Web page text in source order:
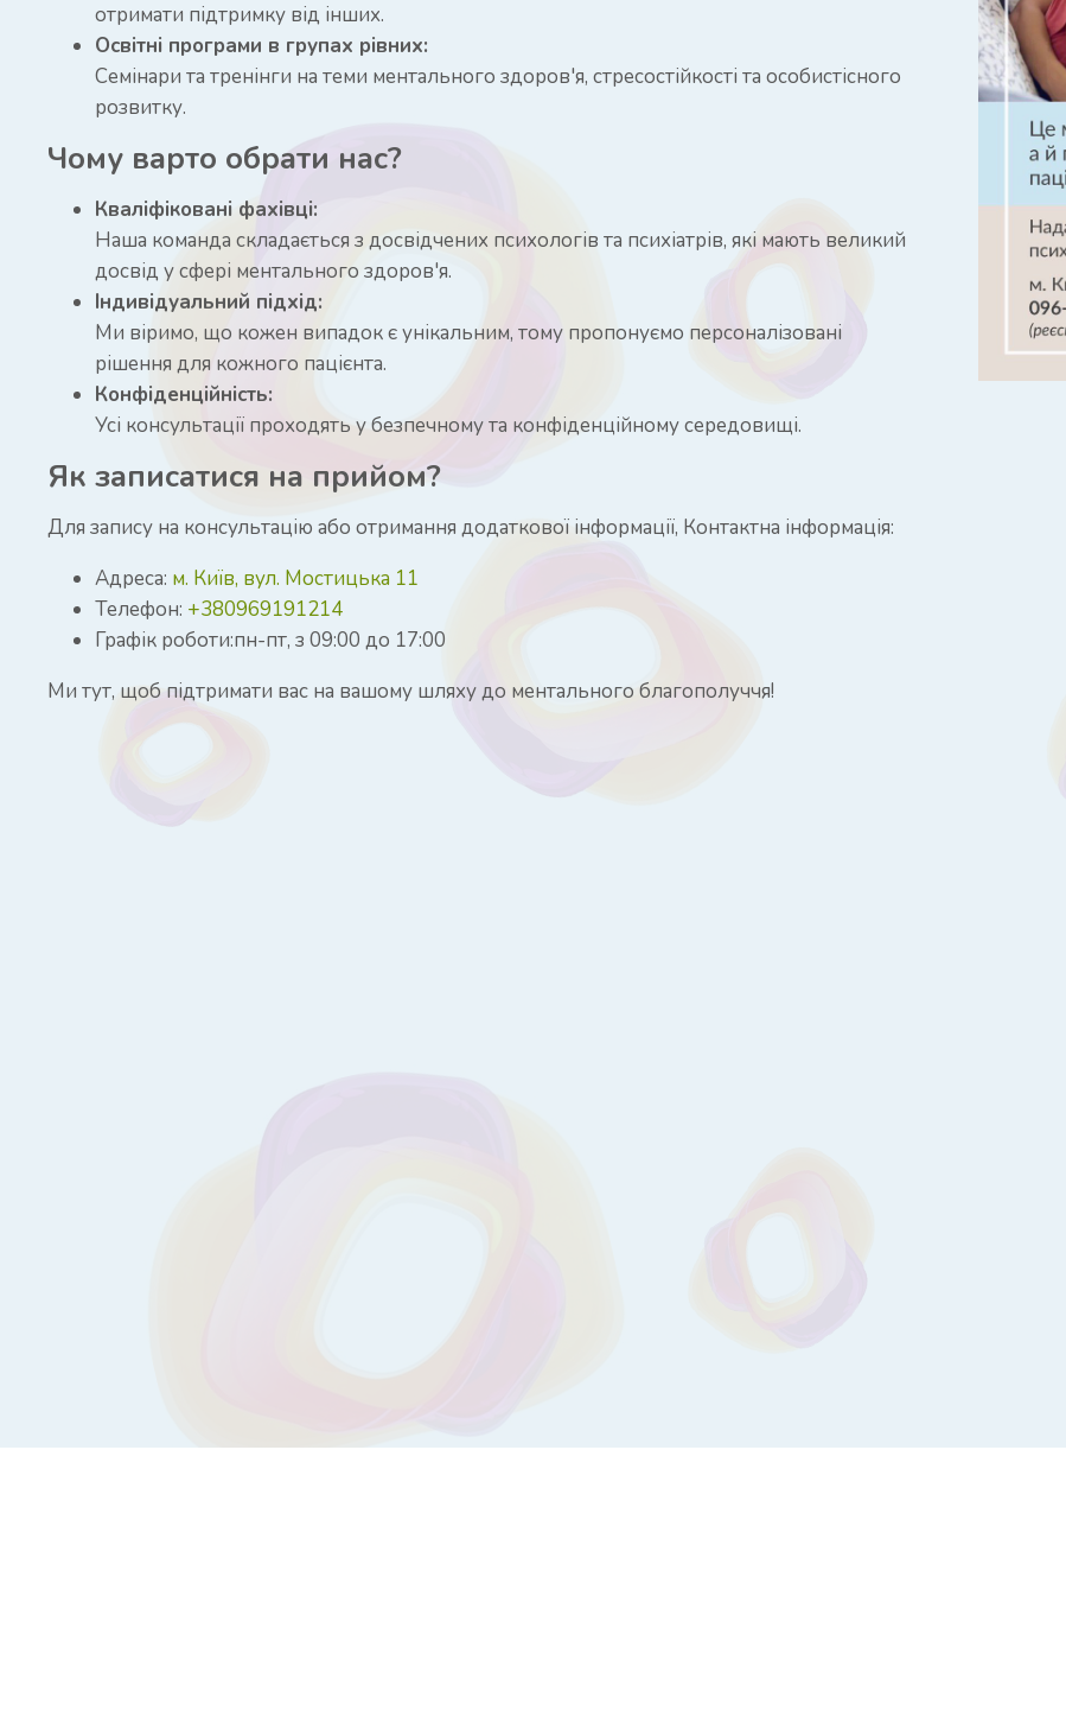
отримати підтримку від інших.
Освітні програми в групах рівних:
Семінари та тренінги на теми ментального здоров'я, стресостійкості та особистісного
розвитку.
Чому варто обрати нас?
Кваліфіковані фахівці:
Наша команда складається з досвідчених психологів та психіатрів, які мають великий
досвід у сфері ментального здоров'я.
Індивідуальний підхід:
Ми віримо, що кожен випадок є унікальним, тому пропонуємо персоналізовані
рішення для кожного пацієнта.
Конфіденційність:
Усі консультації проходять у безпечному та конфіденційному середовищі.
Як записатися на прийом?
Для запису на консультацію або отримання додаткової інформації, Контактна інформація:
Адреса: м. Київ, вул. Мостицька 11
Телефон: +380969191214
Графік роботи:пн-пт, з 09:00 до 17:00
Ми тут, щоб підтримати вас на вашому шляху до ментального благополуччя!